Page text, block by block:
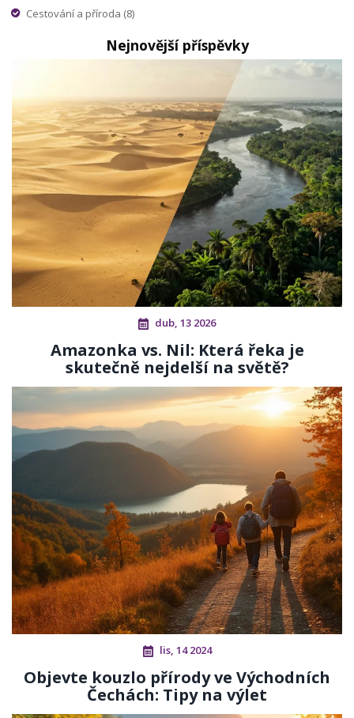
Cestování a příroda (8)
Nejnovější příspěvky
dub, 13 2026
Amazonka vs. Nil: Která řeka je
skutečně nejdelší na světě?
lis, 14 2024
Objevte kouzlo přírody ve Východních
Čechách: Tipy na výlet